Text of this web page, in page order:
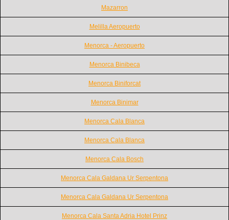
Mazarron
Melilla Aeropuerto
Menorca - Aeropuerto
Menorca Binibeca
Menorca Biniforcat
Menorca Binimar
Menorca Cala Blanca
Menorca Cala Blanca
Menorca Cala Bosch
Menorca Cala Galdana Ur Serpentona
Menorca Cala Galdana Ur Serpentona
Menorca Cala Santa Adria Hotel Prinz